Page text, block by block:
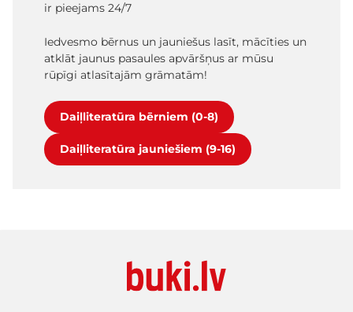
ir pieejams 24/7
Iedvesmo bērnus un jauniešus lasīt, mācīties un
atklāt jaunus pasaules apvāršņus ar mūsu
rūpīgi atlasītajām grāmatām!
Daiļliteratūra bērniem (0-8)
Daiļliteratūra jauniešiem (9-16)